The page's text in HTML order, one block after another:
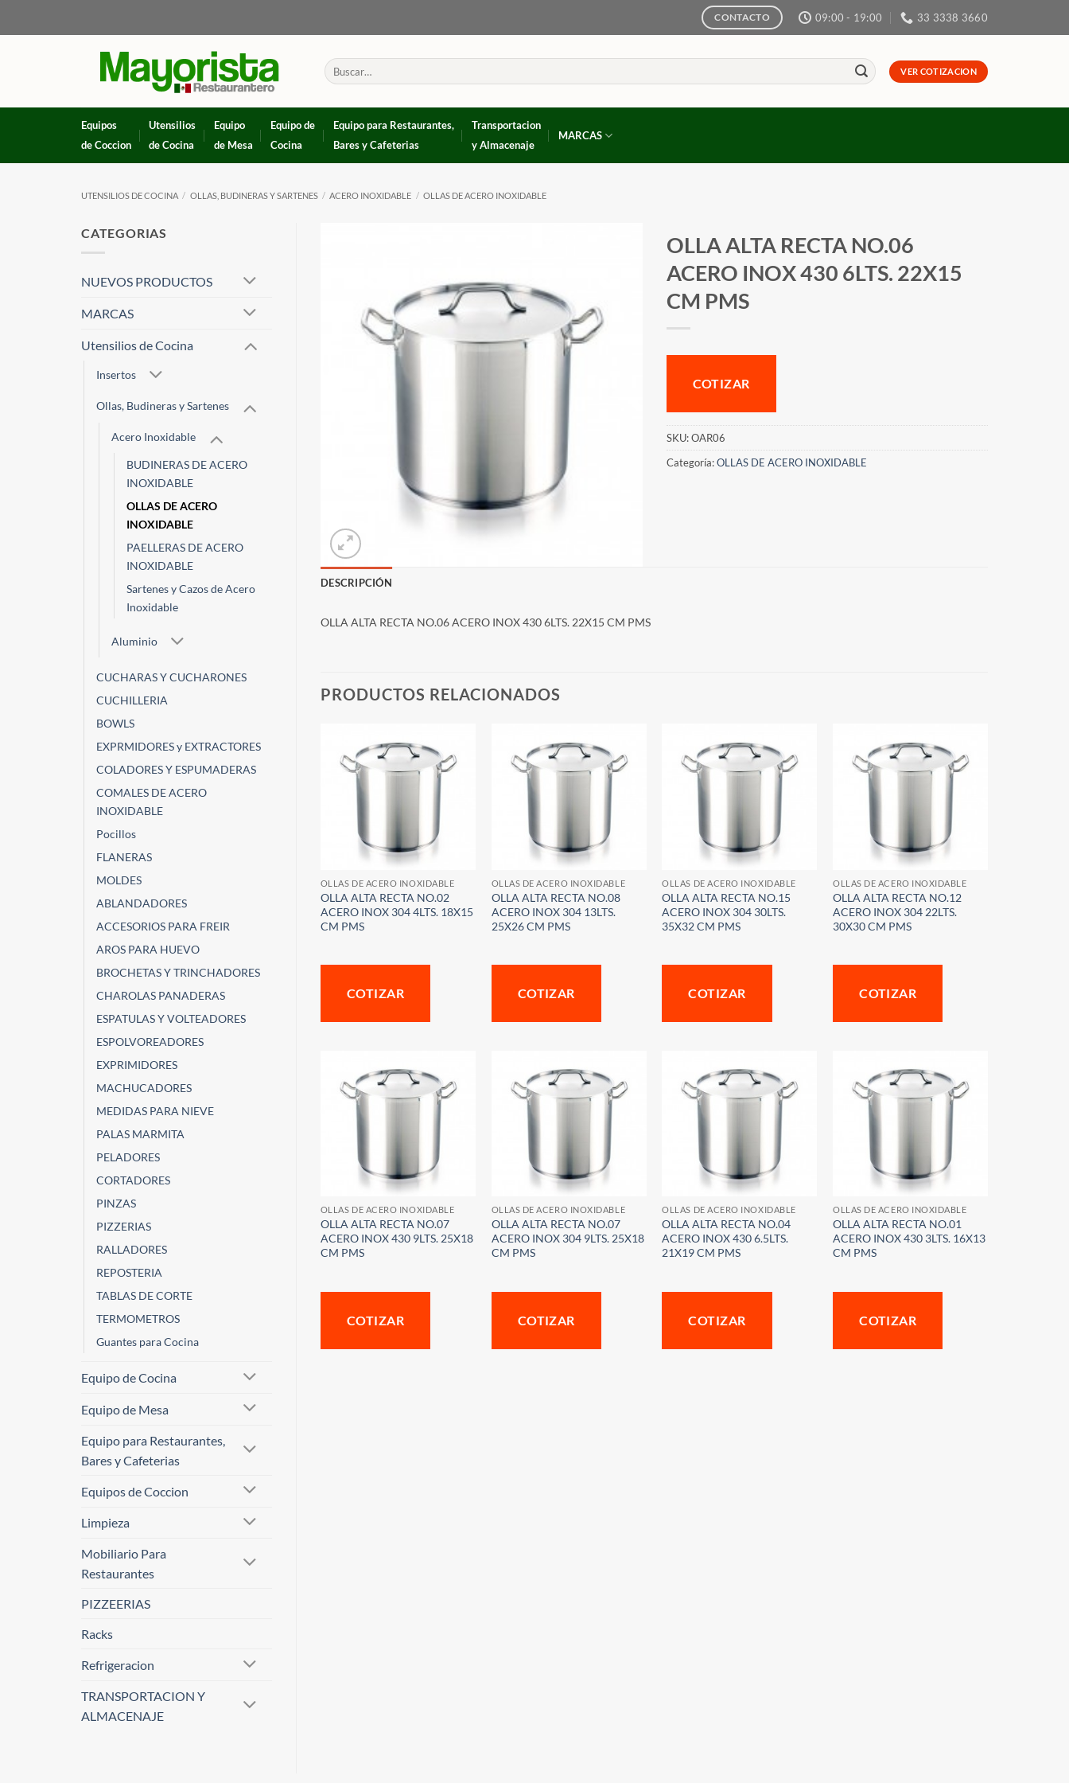
CONTACTO 09:00 - 19:00 33 3338 3660
Buscar
por:
VER COTIZACION
Equipos
de Coccion
Utensilios
de Cocina
Equipo
de Mesa
Equipo de
Cocina
Equipo para Restaurantes,
Bares y Cafeterias
Transportacion
y Almacenaje
MARCAS
UTENSILIOS DE COCINA / OLLAS, BUDINERAS Y SARTENES / ACERO INOXIDABLE / OLLAS DE ACERO INOXIDABLE
CATEGORIAS
NUEVOS PRODUCTOS
MARCAS
Utensilios de Cocina
Insertos
Ollas, Budineras y Sartenes
Acero Inoxidable
BUDINERAS DE ACERO
INOXIDABLE
OLLAS DE ACERO
INOXIDABLE
PAELLERAS DE ACERO
INOXIDABLE
Sartenes y Cazos de Acero
Inoxidable
Aluminio
CUCHARAS Y CUCHARONES
CUCHILLERIA
BOWLS
EXPRMIDORES y EXTRACTORES
COLADORES Y ESPUMADERAS
COMALES DE ACERO
INOXIDABLE
Pocillos
FLANERAS
MOLDES
ABLANDADORES
ACCESORIOS PARA FREIR
AROS PARA HUEVO
BROCHETAS Y TRINCHADORES
CHAROLAS PANADERAS
ESPATULAS Y VOLTEADORES
ESPOLVOREADORES
EXPRIMIDORES
MACHUCADORES
MEDIDAS PARA NIEVE
PALAS MARMITA
PELADORES
CORTADORES
PINZAS
PIZZERIAS
RALLADORES
REPOSTERIA
TABLAS DE CORTE
TERMOMETROS
Guantes para Cocina
Equipo de Cocina
Equipo de Mesa
Equipo para Restaurantes,
Bares y Cafeterias
Equipos de Coccion
Limpieza
Mobiliario Para
Restaurantes
PIZZEERIAS
Racks
Refrigeracion
TRANSPORTACION Y
ALMACENAJE
OLLA ALTA RECTA NO.06
ACERO INOX 430 6LTS. 22X15
CM PMS
COTIZAR
SKU:OAR06
Categoría:OLLAS DE ACERO INOXIDABLE
DESCRIPCIÓN
OLLA ALTA RECTA NO.06 ACERO INOX 430 6LTS. 22X15 CM PMS
PRODUCTOS RELACIONADOS
OLLAS DE ACERO INOXIDABLE
OLLA ALTA RECTA NO.02
ACERO INOX 304 4LTS. 18X15
CM PMS
COTIZAR
OLLAS DE ACERO INOXIDABLE
OLLA ALTA RECTA NO.08
ACERO INOX 304 13LTS.
25X26 CM PMS
COTIZAR
OLLAS DE ACERO INOXIDABLE
OLLA ALTA RECTA NO.15
ACERO INOX 304 30LTS.
35X32 CM PMS
COTIZAR
OLLAS DE ACERO INOXIDABLE
OLLA ALTA RECTA NO.12
ACERO INOX 304 22LTS.
30X30 CM PMS
COTIZAR
OLLAS DE ACERO INOXIDABLE
OLLA ALTA RECTA NO.07
ACERO INOX 430 9LTS. 25X18
CM PMS
COTIZAR
OLLAS DE ACERO INOXIDABLE
OLLA ALTA RECTA NO.07
ACERO INOX 304 9LTS. 25X18
CM PMS
COTIZAR
OLLAS DE ACERO INOXIDABLE
OLLA ALTA RECTA NO.04
ACERO INOX 430 6.5LTS.
21X19 CM PMS
COTIZAR
OLLAS DE ACERO INOXIDABLE
OLLA ALTA RECTA NO.01
ACERO INOX 430 3LTS. 16X13
CM PMS
COTIZAR